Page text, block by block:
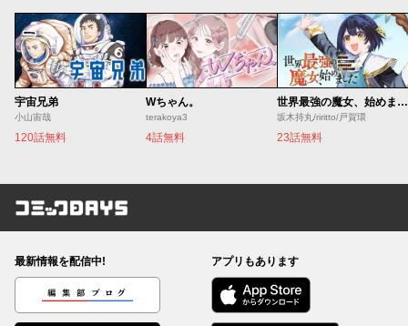
宇宙兄弟
小山宙哉
120話無料
Wちゃん。
terakoya3
4話無料
世界最強の魔女、始めました ～私だけ『攻略サイト』を見れる世界で自由に生きます～
坂木持丸/riritto/戸賀環
23話無料
コミックDAYS
最新情報を配信中!
編集部ブログ
アプリもあります